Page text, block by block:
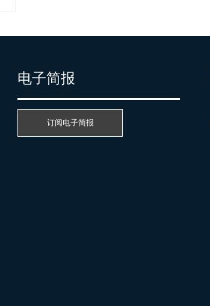
电子简报
订阅电子简报